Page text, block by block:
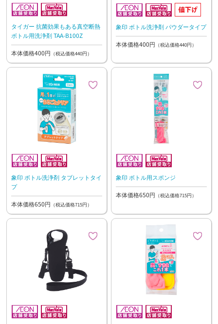
タイガー 抗菌効果もある真空断熱
ボトル用洗浄剤 TAA-B100Z
本体価格400円 （税込価格440円）
象印 ボトル洗浄剤 パウダータイプ
本体価格400円 （税込価格440円）
象印 ボトル洗浄剤 タブレットタイ
プ
本体価格650円 （税込価格715円）
象印 ボトル用スポンジ
本体価格650円 （税込価格715円）